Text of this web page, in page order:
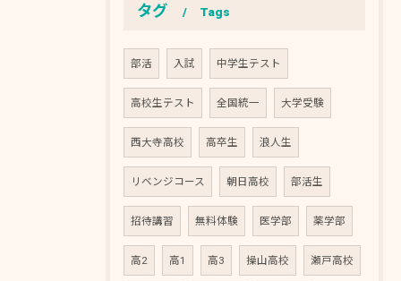
タグ Tags
部活 入試 中学生テスト
高校生テスト 全国統一 大学受験
西大寺高校 高卒生 浪人生
リベンジコース 朝日高校 部活生
招待講習 無料体験 医学部 薬学部
高2 高1 高3 操山高校 瀬戸高校